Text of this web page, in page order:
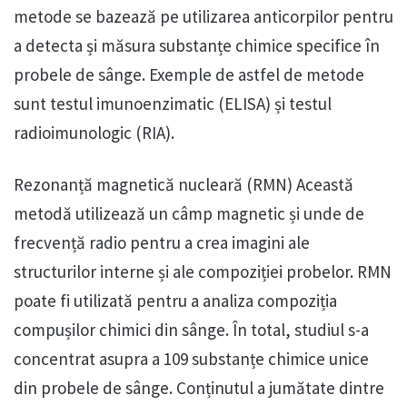
metode se bazează pe utilizarea anticorpilor pentru
a detecta și măsura substanțe chimice specifice în
probele de sânge. Exemple de astfel de metode
sunt testul imunoenzimatic (ELISA) și testul
radioimunologic (RIA).
Rezonanță magnetică nucleară (RMN) Această
metodă utilizează un câmp magnetic și unde de
frecvență radio pentru a crea imagini ale
structurilor interne și ale compoziției probelor. RMN
poate fi utilizată pentru a analiza compoziția
compușilor chimici din sânge. În total, studiul s-a
concentrat asupra a 109 substanțe chimice unice
din probele de sânge. Conținutul a jumătate dintre